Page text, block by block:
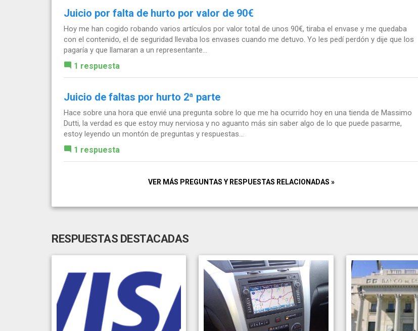
Juicio por falta de hurto por valor de 90€
Hoy me han cogido robando varios artículos por valor total de unos 90€, tiraba el envase y me quedaba
con el contenido, el de seguridad llevaba los envases cuando me detuvo. Yo les pedí perdón y dije que los
pagaría y que llamaran a un representante...
1 respuesta
Juicio de faltas por hurto 2ª parte
Hace sobre una hora que envié una pregunta sobre lo que me ha ocurrido hoy en una tienda de Massimo
Dutti, la verdad es que estoy muy nerviosa y no aguanto más sin saber algo de lo que puede pasarme,
estoy leyendo un montón de preguntas y respuestas...
1 respuesta
VER MÁS PREGUNTAS Y RESPUESTAS RELACIONADAS »
RESPUESTAS DESTACADAS